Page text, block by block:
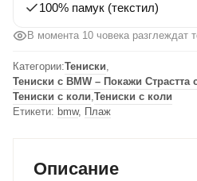
100% памук (текстил)
В момента 10 човека разглеждат
Категории:Тениски,
Тениски с BMW – Покажи Страстта
Тениски с коли,Тениски с коли
Етикети: bmw, Плаж
Описание